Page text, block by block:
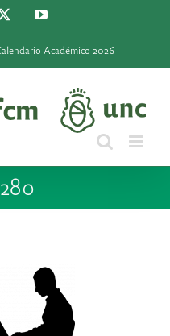
YouTube
Académico 2026